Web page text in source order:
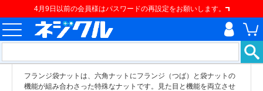
4月9日以前の会員様はパスワードの再設定をお願いします。
フランジ袋ナットは、六角ナットにフランジ（つば）と袋ナットの
機能が組み合わさった特殊なナットです。見た目と機能を両立させ